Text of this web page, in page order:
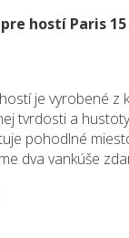
hostí Paris 15
je vyrobené z
tvrdosti a
pohodlné
dva vankúše